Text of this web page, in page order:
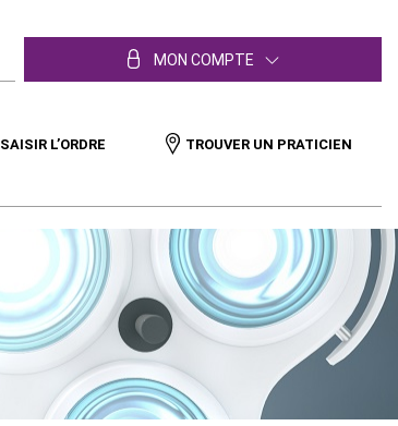
MON COMPTE
SAISIR L’ORDRE TROUVER UN PRATICIEN